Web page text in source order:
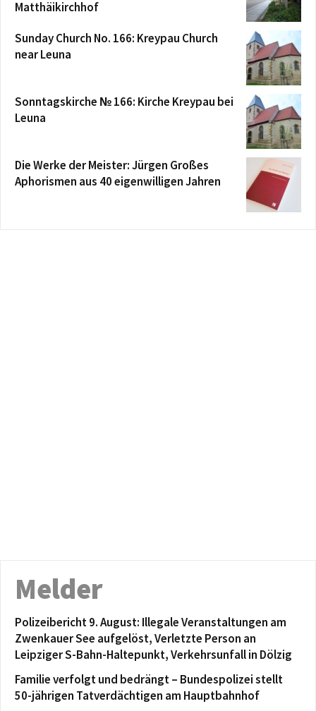
Matthäikirchhof
Sunday Church No. 166: Kreypau Church
near Leuna
Sonntagskirche № 166: Kirche Kreypau bei
Leuna
Die Werke der Meister: Jürgen Großes
Aphorismen aus 40 eigenwilligen Jahren
Melder
Polizeibericht 9. August: Illegale Veranstaltungen am
Zwenkauer See aufgelöst, Verletzte Person an
Leipziger S-Bahn-Haltepunkt, Verkehrsunfall in Dölzig
Familie verfolgt und bedrängt – Bundespolizei stellt
50-jährigen Tatverdächtigen am Hauptbahnhof